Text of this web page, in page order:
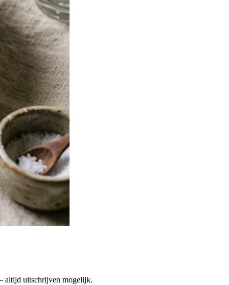
altijd uitschrijven mogelijk.